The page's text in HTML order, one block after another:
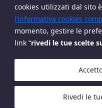
cookies utilizzati dal sito
l’informativa cookies
momento, gestire le
link “rivedi le tue scelte
Rivedi le
Copyright The